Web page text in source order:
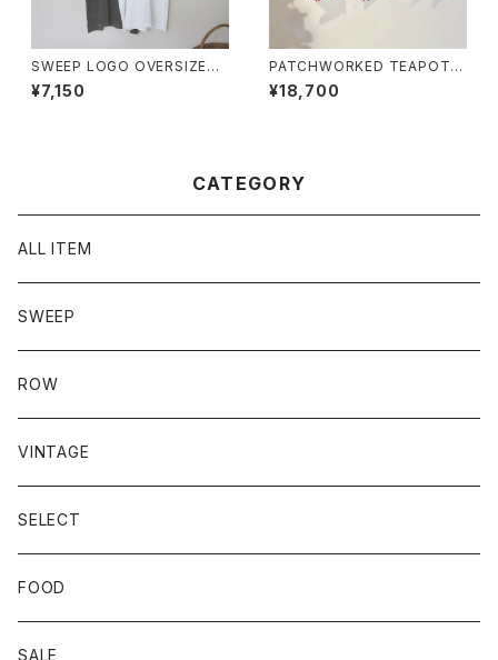
SWEEP LOGO OVERSIZED
TEE DRESS
¥7,150
PATCHWORKED TEAPOT T
EACOSY for 2cup
¥18,700
CATEGORY
ALL ITEM
SWEEP
ROW
VINTAGE
SELECT
FOOD
SALE